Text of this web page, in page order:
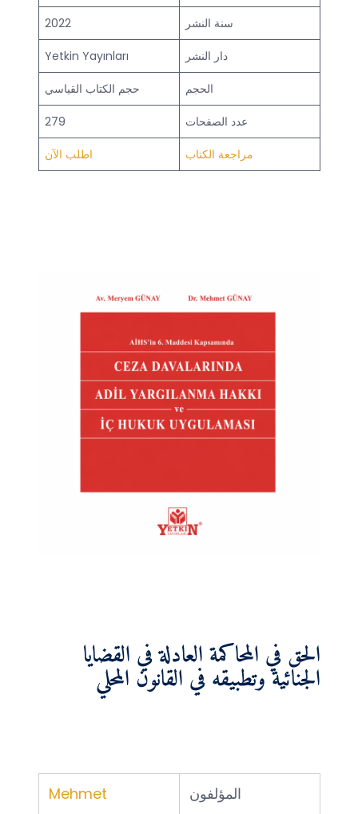
سنة النشر 2022
دار النشر Yetkin Yayınları
الحجم حجم الكتاب القياسي
عدد الصفحات 279
مراجعة الكتاب اطلب الآن
الحق في المحاكمة العادلة في القضايا
الجنائية وتطبيقه في القانون المحلي
المؤلفون
Mehmet